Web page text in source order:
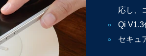
応し、
Qi
セキュ